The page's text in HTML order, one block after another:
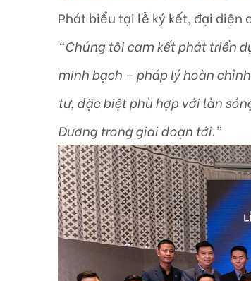
Phát biểu tại lễ ký kết, đại diện
“Chúng tôi cam kết phát triển
minh bạch – pháp lý hoàn
tư, đặc biệt phù hợp với làn
Dương trong giai đoạn tới.”